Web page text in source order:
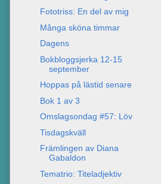
Fototriss: En del av mig
Många sköna timmar
Dagens
Bokbloggsjerka 12-15
september
Hoppas på lästid senare
Bok 1 av 3
Omslagsondag #57: Löv
Tisdagskväll
Främlingen av Diana
Gabaldon
Tematrio: Titeladjektiv